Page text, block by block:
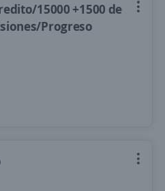
15000 +1500 de
Progreso